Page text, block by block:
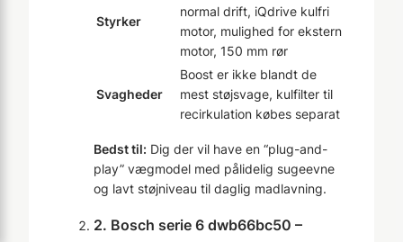
Styrker
normal drift, iQdrive kulfri
motor, mulighed for ekstern
motor, 150 mm rør
Svagheder
Boost er ikke blandt de
mest støjsvage, kulfilter til
recirkulation købes separat
Bedst til: Dig der vil have en “plug-and-
play” vægmodel med pålidelig sugeevne
og lavt støjniveau til daglig madlavning.
2. Bosch serie 6 dwb66bc50 –